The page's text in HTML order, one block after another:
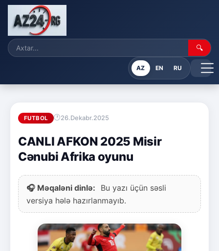
🔍
AZ EN RU
FUTBOL 26.Dekabr.2025
CANLI AFKON 2025 Misir
Cənubi Afrika oyunu
🎧 Məqaləni dinlə:
Bu yazı üçün səsli
versiya hələ hazırlanmayıb.